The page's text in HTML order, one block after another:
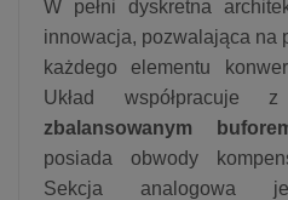
W pełni dyskretna
innowacja, pozwalająca na
każdego elementu
Układ współpracuje
zbalansowanym
posiada obwody
Sekcja analogowa